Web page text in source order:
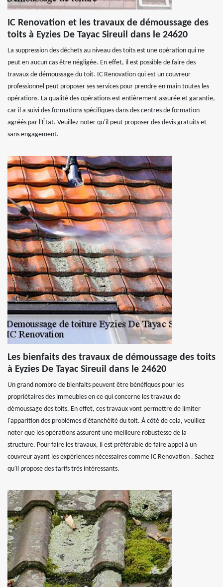
IC Renovation et les travaux de démoussage des
toits à Eyzies De Tayac Sireuil dans le 24620
La suppression des déchets au niveau des toits est une opération qui ne
peut en aucun cas être négligée. En effet, il est possible de faire des
travaux de démoussage du toit. IC Renovation qui est un couvreur
professionnel peut proposer ses services pour prendre en main toutes les
opérations. La qualité des opérations est entièrement assurée et garantie,
car il a suivi des formations spécifiques dans des centres de formation
agréés par l'État. Veuillez noter qu'il peut proposer des devis gratuits et
sans engagement.
Les bienfaits des travaux de démoussage des toits
à Eyzies De Tayac Sireuil dans le 24620
Un grand nombre de bienfaits peuvent être bénéfiques pour les
propriétaires des immeubles en ce qui concerne les travaux de
démoussage des toits. En effet, ces travaux vont permettre de limiter
l'apparition des problèmes d'étanchéité du toit. À côté de cela, veuillez
noter que les opérations assurent une meilleure robustesse de la
structure. Pour faire les travaux, il est préférable de faire appel à un
couvreur ayant les expériences nécessaires comme IC Renovation . Sachez
qu'il propose des tarifs très intéressants.